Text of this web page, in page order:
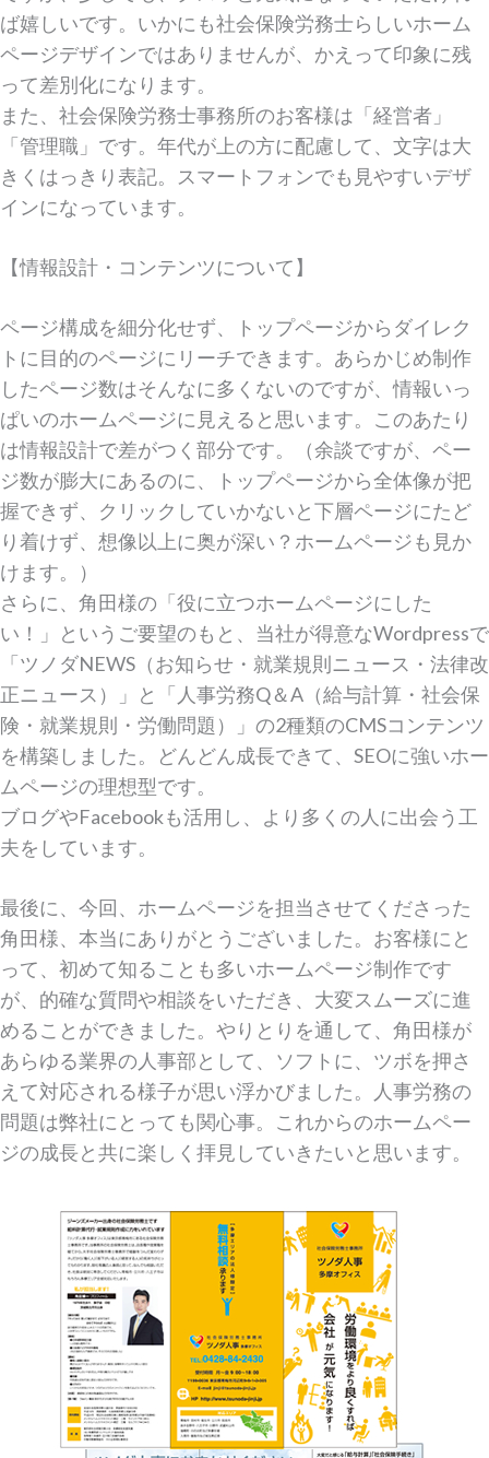
ば嬉しいです。いかにも社会保険労務士らしいホーム
ページデザインではありませんが、かえって印象に残
って差別化になります。
また、社会保険労務士事務所のお客様は「経営者」
「管理職」です。年代が上の方に配慮して、文字は大
きくはっきり表記。スマートフォンでも見やすいデザ
インになっています。
【情報設計・コンテンツについて】
ページ構成を細分化せず、トップページからダイレク
トに目的のページにリーチできます。あらかじめ制作
したページ数はそんなに多くないのですが、情報いっ
ぱいのホームページに見えると思います。このあたり
は情報設計で差がつく部分です。（余談ですが、ペー
ジ数が膨大にあるのに、トップページから全体像が把
握できず、クリックしていかないと下層ページにたど
り着けず、想像以上に奥が深い？ホームページも見か
けます。）
さらに、角田様の「役に立つホームページにした
い！」というご要望のもと、当社が得意なWordpressで
「ツノダNEWS（お知らせ・就業規則ニュース・法律改
正ニュース）」と「人事労務Q＆A（給与計算・社会保
険・就業規則・労働問題）」の2種類のCMSコンテンツ
を構築しました。どんどん成長できて、SEOに強いホー
ムページの理想型です。
ブログやFacebookも活用し、より多くの人に出会う工
夫をしています。
最後に、今回、ホームページを担当させてくださった
角田様、本当にありがとうございました。お客様にと
って、初めて知ることも多いホームページ制作です
が、的確な質問や相談をいただき、大変スムーズに進
めることができました。やりとりを通して、角田様が
あらゆる業界の人事部として、ソフトに、ツボを押さ
えて対応される様子が思い浮かびました。人事労務の
問題は弊社にとっても関心事。これからのホームペー
ジの成長と共に楽しく拝見していきたいと思います。